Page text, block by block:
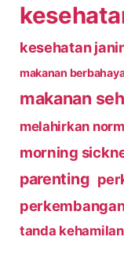
kesehatan
makanan
makanan
melahirkan
morning
parenting
tanda kehamilan